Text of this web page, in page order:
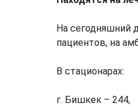
На сегодняшний
пациентов, на
В стационарах:
г. Бишкек – 244,